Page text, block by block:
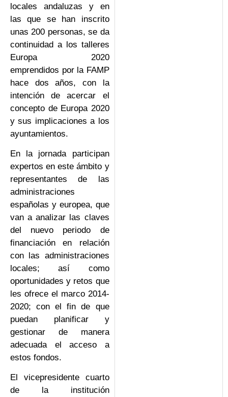
locales andaluzas y en
las que se han inscrito
unas 200 personas, se da
continuidad a los talleres
Europa 2020
emprendidos por la FAMP
hace dos años, con la
intención de acercar el
concepto de Europa 2020
y sus implicaciones a los
ayuntamientos.
En la jornada participan
expertos en este ámbito y
representantes de las
administraciones
españolas y europea, que
van a analizar las claves
del nuevo periodo de
financiación en relación
con las administraciones
locales; así como
oportunidades y retos que
les ofrece el marco 2014-
2020; con el fin de que
puedan planificar y
gestionar de manera
adecuada el acceso a
estos fondos.
El vicepresidente cuarto
de la institución